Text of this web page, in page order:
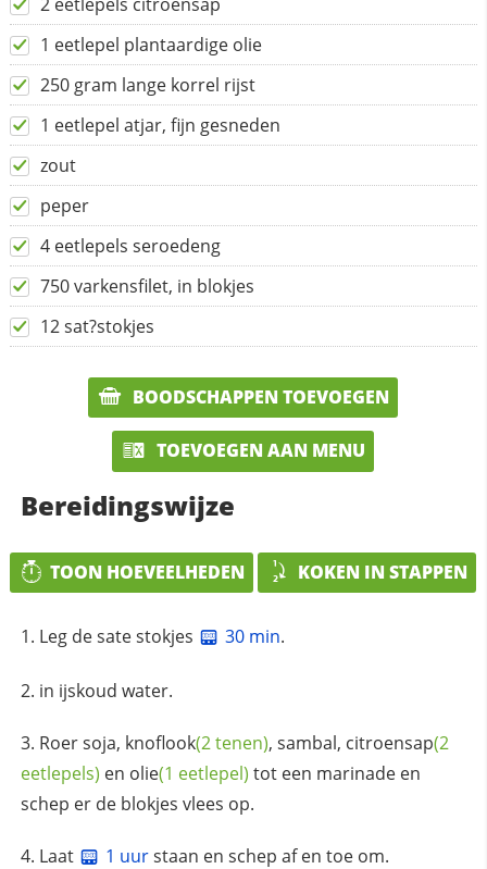
1 eetlepel plantaardige olie
250 gram lange korrel rijst
1 eetlepel atjar, fijn gesneden
zout
peper
4 eetlepels seroedeng
750 varkensfilet, in blokjes
12 sat?stokjes
BOODSCHAPPEN TOEVOEGEN
TOEVOEGEN AAN MENU
Bereidingswijze
TOON HOEVEELHEDEN KOKEN IN STAPPEN
Leg de sate stokjes 30 min.
in ijskoud water.
Roer soja, knoflook(2 tenen), sambal, citroensap(2
eetlepels) en olie(1 eetlepel) tot een marinade en
schep er de blokjes vlees op.
Laat 1 uurstaan en schep af en toe om.